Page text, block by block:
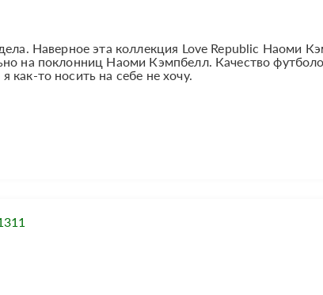
Наверное эта коллекция Love Republic Наоми
на поклонниц Наоми Кэмпбелл. Качество
то носить на себе не хочу.